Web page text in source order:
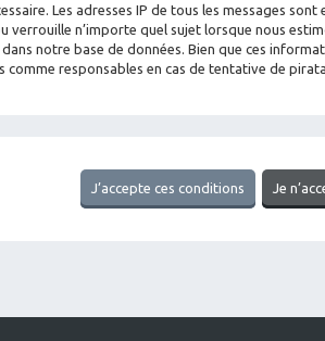
Les adresses IP de tous les messages
verrouille n’importe quel sujet lorsque nous
notre base de données. Bien que ces
responsables en cas de tentative de